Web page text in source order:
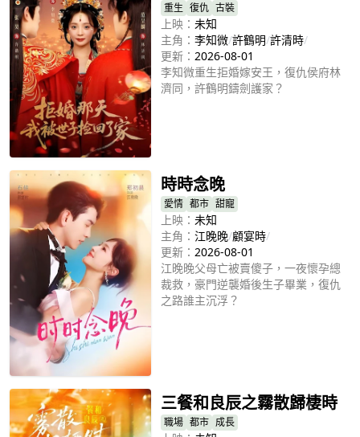
重生 復仇 古裝
上映： 未知
主角： 李知微/許鶴明/許清時/
更新： 2026-08-01
李知微重生拒婚嫁安王，復仇侯府林
濟同，許鶴明鑄劍護家？
時時念晚
愛情 都市 甜寵
上映： 未知
主角： 江晚晚/顧宴時/
更新： 2026-08-01
江晚晚父母亡被賣傻子，一夜懷孕總
裁救，豪門逆襲婚後生子畢業，復仇
之路誰主沉浮？
三餐和良辰之霧散歸棲時
職場 都市 成長